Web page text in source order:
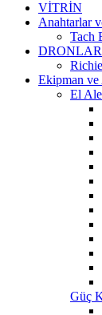
VİTRİN
Anahtarlar
Tach
DRONLAR
Ekipman ve
El
Güç